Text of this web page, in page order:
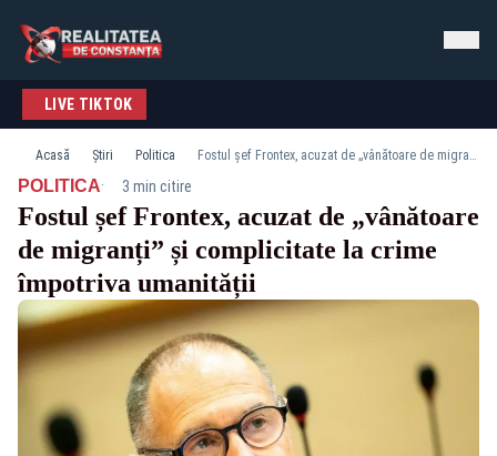
LIVE TIKTOK
Acasă Știri Politica Fostul șef Frontex, acuzat de „vânătoare de migranți” și complicitate la crime împotriva umanității
POLITICA· 3 min citire
Fostul șef Frontex, acuzat de „vânătoare
de migranți” și complicitate la crime
împotriva umanității